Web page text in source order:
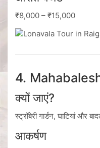
₹8,000 – ₹15,000
4.
क्यों जाएं?
स्ट्रॉबेरी गार्डन, घाटियां और
आकर्षण